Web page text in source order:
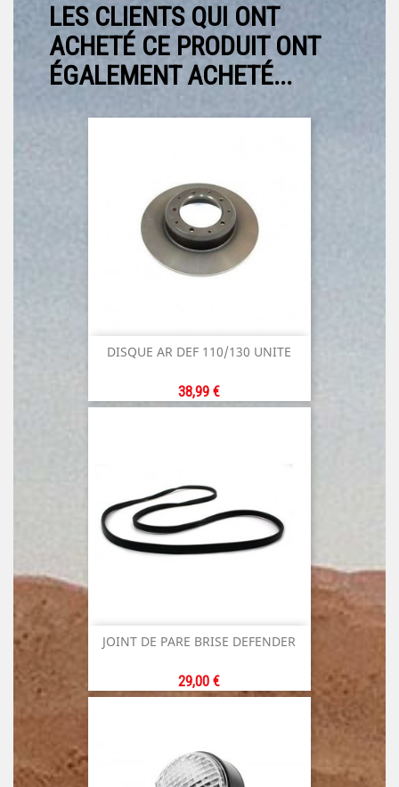
LES CLIENTS QUI ONT
ACHETÉ CE PRODUIT ONT
ÉGALEMENT ACHETÉ...
DISQUE AR DEF 110/130 UNITE
Prix
38,99 €
JOINT DE PARE BRISE DEFENDER
Prix
29,00 €